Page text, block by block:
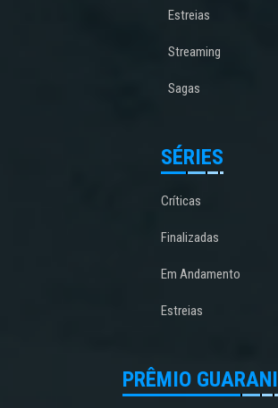
Estreias
Streaming
Sagas
SÉRIES
Críticas
Finalizadas
Em Andamento
Estreias
PRÊMIO GUARANI